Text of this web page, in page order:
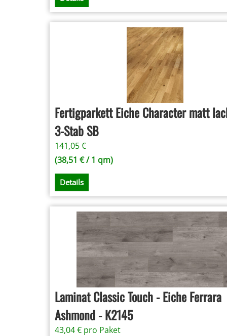
Fertigparkett Eiche Character matt
3-Stab SB
141,05€
(38,51 €/ 1 qm)
Details
Laminat Classic Touch - Eiche Ferrara
Ashmond - K2145
43,04€ pro Paket